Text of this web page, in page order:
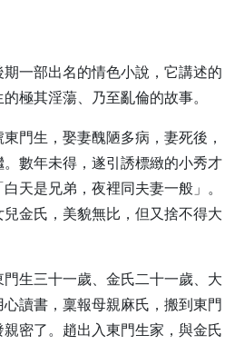
期一部出名的情色小說，它講述的
極其淫蕩、乃至亂倫的故事。
門生，娶妻醜陋多病，妻死後，
數年未得，遂引誘標緻的小秀才
天是兄弟，夜裡同夫妻一般」。
金氏，美貌無比，但又捨不得大
生三十一歲、金氏二十一歲、大
讀書，稟報母親麻氏，搬到東門
密了。趙出入東門生家，與金氏